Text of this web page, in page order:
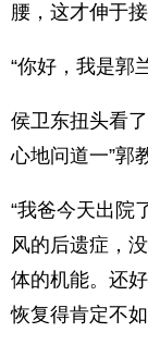
腰，这才伸于接
“你好，我是郭
侯卫东扭头看
心地问道一”郭
“我爸今天出院
风的后遗症，
体的机能。还
恢复得肯定不如